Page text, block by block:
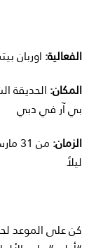
الفعالية:اوربان
المكان:الحديقة
بي آر في دبي
الزمان:
ليلاً
كن على الموعد